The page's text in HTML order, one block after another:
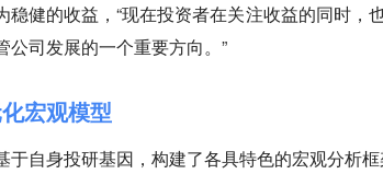
稳健的收益，“现在投资者在关注收益的同时，
公司发展的一个重要方向。”
宏观模型
于自身投研基因，构建了各具特色的宏观分析框